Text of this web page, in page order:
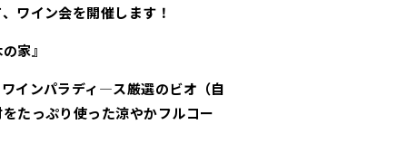
ワイン会を開催します！
家』
インパラディ―ス厳選のビオ（自
たっぷり使った涼やかフルコー